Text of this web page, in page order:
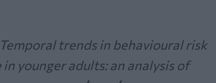
Temporal trends in behavioural risk
younger adults: an analysis of